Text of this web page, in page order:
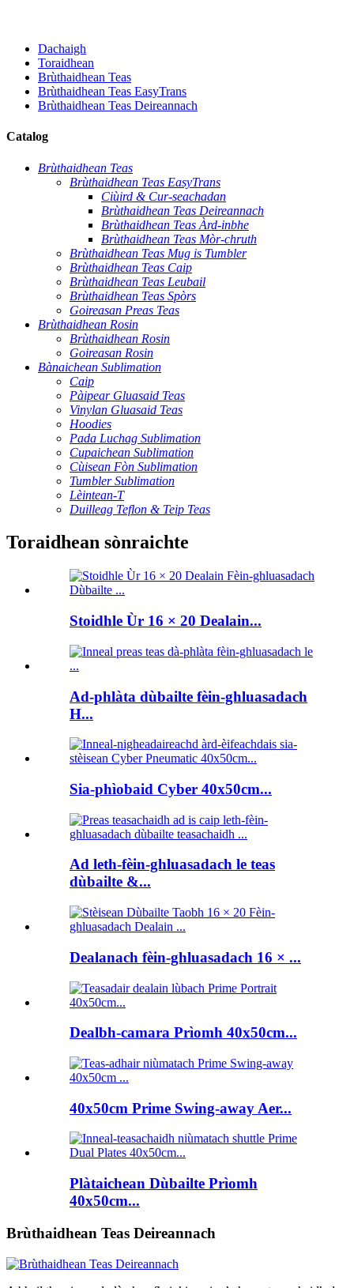
Dachaigh
Toraidhean
Brùthaidhean Teas
Brùthaidhean Teas EasyTrans
Brùthaidhean Teas Deireannach
Catalog
Brùthaidhean Teas
Brùthaidhean Teas EasyTrans
Ciùird & Cur-seachadan
Brùthaidhean Teas Deireannach
Brùthaidhean Teas Àrd-inbhe
Brùthaidhean Teas Mòr-chruth
Brùthaidhean Teas Mug is Tumbler
Brùthaidhean Teas Caip
Brùthaidhean Teas Leubail
Brùthaidhean Teas Spòrs
Goireasan Preas Teas
Brùthaidhean Rosin
Brùthaidhean Rosin
Goireasan Rosin
Bànaichean Sublimation
Caip
Pàipear Gluasaid Teas
Vinylan Gluasaid Teas
Hoodies
Pada Luchag Sublimation
Cupaichean Sublimation
Cùisean Fòn Sublimation
Tumbler Sublimation
Lèintean-T
Duilleag Teflon & Teip Teas
Toraidhean sònraichte
Stoidhle Ùr 16 × 20 Dealain...
Ad-phlàta dùbailte fèin-ghluasadach
H...
Sia-phìobaid Cyber ​​40x50cm...
Ad leth-fèin-ghluasadach le teas
dùbailte &...
Dealanach fèin-ghluasadach 16 × ...
Dealbh-camara Prìomh 40x50cm...
40x50cm Prime Swing-away Aer...
Plàtaichean Dùbailte Prìomh
40x50cm...
Brùthaidhean Teas Deireannach